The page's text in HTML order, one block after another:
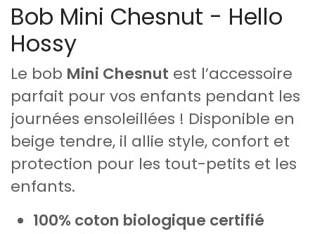
Bob Mini Chesnut - Hello
Hossy
Le bob Mini Chesnut est l’accessoire
parfait pour vos enfants pendant les
journées ensoleillées ! Disponible en
beige tendre, il allie style, confort et
protection pour les tout-petits et les
enfants.
100% coton biologique certifié